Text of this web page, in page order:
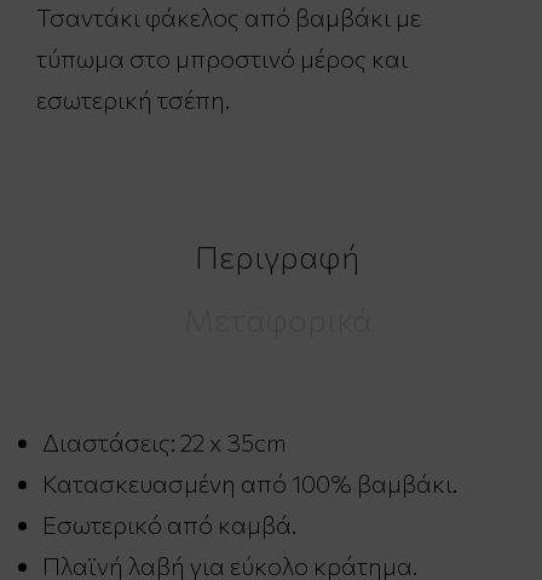
Τσαντάκι φάκελος από βαμβάκι με
τύπωμα στο μπροστινό μέρος και
εσωτερική τσέπη.
Περιγραφή
Διαστάσεις: 22 x 35cm
Κατασκευασμένη από 100% βαμβάκι.
Εσωτερικό από καμβά.
Πλαϊνή λαβή για εύκολο κράτημα.